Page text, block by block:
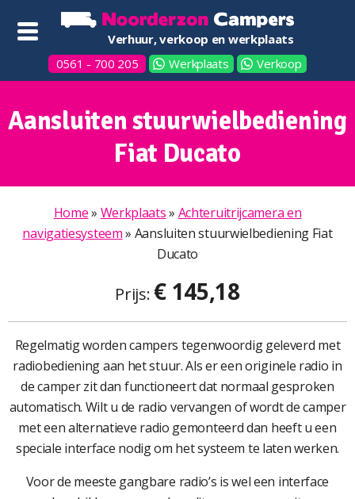
Verhuur, verkoop en werkplaats
0561 - 700 205
Werkplaats Verkoop
Aansluiten stuurwielbediening
Fiat Ducato
Home» Werkplaats» Achteruitrijcamera en
navigatiesysteem» Aansluiten stuurwielbediening Fiat
Ducato
Prijs: € 145,18
Regelmatig worden campers tegenwoordig geleverd met
radiobediening aan het stuur. Als er een originele radio in
de camper zit dan functioneert dat normaal gesproken
automatisch. Wilt u de radio vervangen of wordt de camper
met een alternatieve radio gemonteerd dan heeft u een
speciale interface nodig om het systeem te laten werken.
Voor de meeste gangbare radio’s is wel een interface